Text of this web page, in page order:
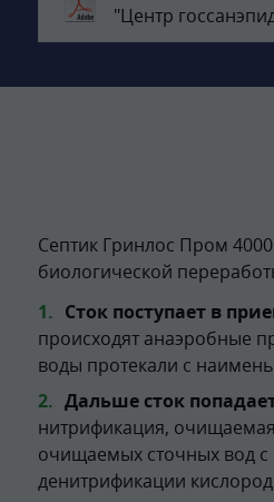
"Центр
Септик Гринлос Пром
биологической
Сток поступает в
происходят анаэробные
воды протекали с
Дальше сток
нитрификация,
очищаемых сточных вод с
денитрификации